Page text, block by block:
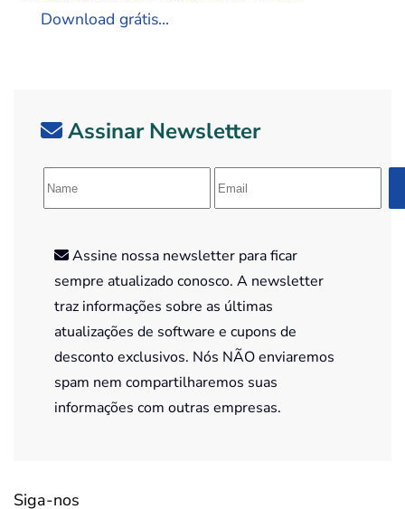
Download grátis...
Assinar Newsletter
Assine nossa newsletter para ficar
sempre atualizado conosco. A newsletter
traz informações sobre as últimas
atualizações de software e cupons de
desconto exclusivos. Nós NÃO enviaremos
spam nem compartilharemos suas
informações com outras empresas.
Siga-nos